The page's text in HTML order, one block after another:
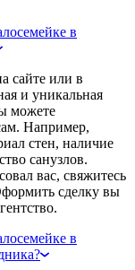
в
сайте или в
и уникальная
можете
Например,
стен, наличие
санузлов.
вас, свяжитесь
сделку вы
в